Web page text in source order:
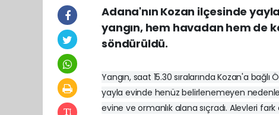
Adana'nın Kozan ilçesinde
yangın, hem havadan hem de
söndürüldü.
Yangın, saat 15.30 sıralarında Kozan'a
yayla evinde henüz belirlenemeyen
evine ve ormanlık alana sıçradı. Alevleri